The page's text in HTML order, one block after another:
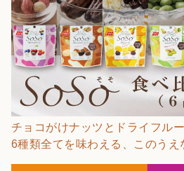
チョコがけナッツとドライフル
6種類全てを味わえる、このうえ